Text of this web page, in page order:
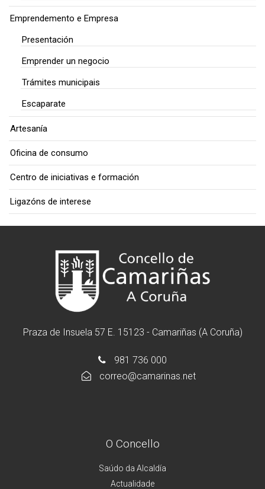
Emprendemento e Empresa
Presentación
Emprender un negocio
Trámites municipais
Escaparate
Artesanía
Oficina de consumo
Centro de iniciativas e formación
Ligazóns de interese
Praza de Insuela 57 E. 15123 - Camariñas (A Coruña)
981 736 000
correo@camarinas.net
O Concello
Saúdo da Alcaldía
Actualidade